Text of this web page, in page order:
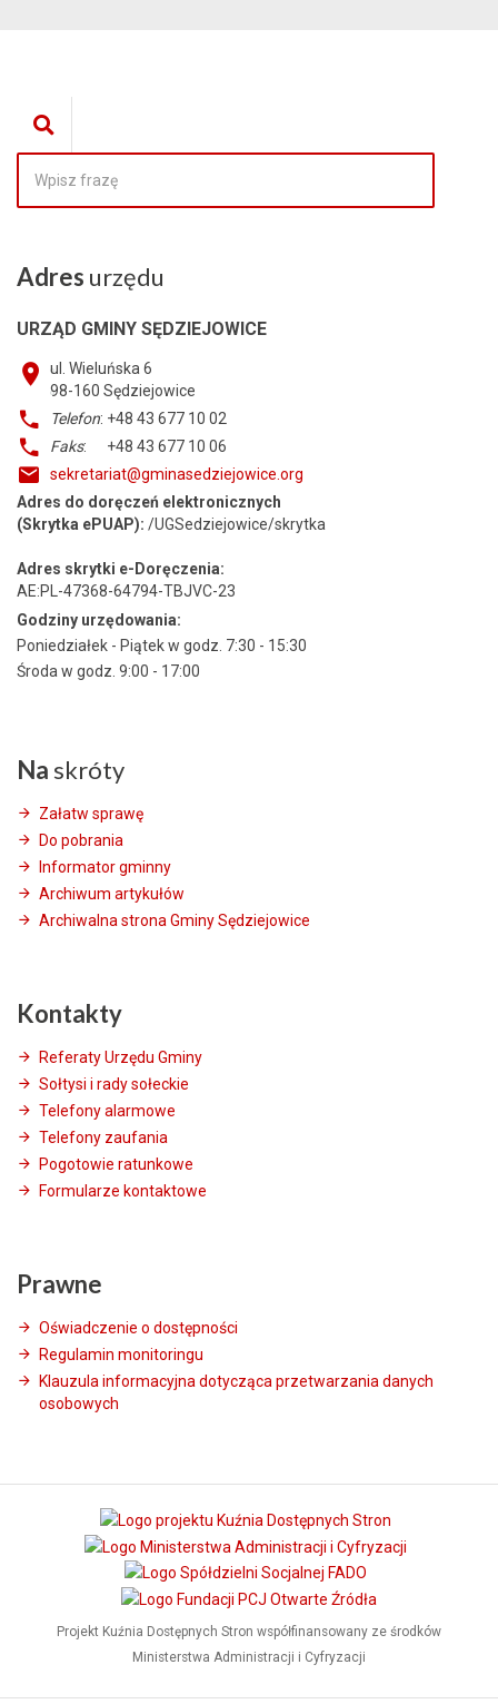
Adres urzędu
URZĄD GMINY SĘDZIEJOWICE
ul. Wieluńska 6
98-160 Sędziejowice
Telefon: +48 43 677 10 02
Faks: +48 43 677 10 06
sekretariat@gminasedziejowice.org
Adres do doręczeń elektronicznych
(Skrytka ePUAP): /UGSedziejowice/skrytka
Adres skrytki e-Doręczenia:
AE:PL-47368-64794-TBJVC-23
Godziny urzędowania:
Poniedziałek - Piątek w godz. 7:30 - 15:30
Środa w godz. 9:00 - 17:00
Na skróty
Załatw sprawę
Do pobrania
Informator gminny
Archiwum artykułów
Archiwalna strona Gminy Sędziejowice
Kontakty
Referaty Urzędu Gminy
Sołtysi i rady sołeckie
Telefony alarmowe
Telefony zaufania
Pogotowie ratunkowe
Formularze kontaktowe
Prawne
Oświadczenie o dostępności
Regulamin monitoringu
Klauzula informacyjna dotycząca przetwarzania danych
osobowych
Projekt Kuźnia Dostępnych Stron współfinansowany ze środków
Ministerstwa Administracji i Cyfryzacji